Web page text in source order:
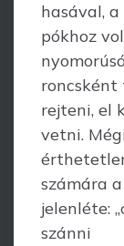
hasával,
pókhoz
rejteni, el
vetni.
számára
jelenléte:
szánni